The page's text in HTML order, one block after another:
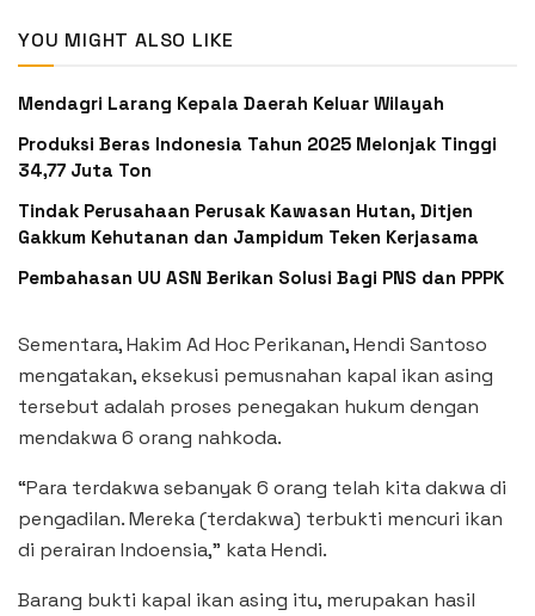
YOU MIGHT ALSO LIKE
Mendagri Larang Kepala Daerah Keluar Wilayah
Produksi Beras Indonesia Tahun 2025 Melonjak Tinggi
34,77 Juta Ton
Tindak Perusahaan Perusak Kawasan Hutan, Ditjen
Gakkum Kehutanan dan Jampidum Teken Kerjasama
Pembahasan UU ASN Berikan Solusi Bagi PNS dan PPPK
Sementara, Hakim Ad Hoc Perikanan, Hendi Santoso
mengatakan, eksekusi pemusnahan kapal ikan asing
tersebut adalah proses penegakan hukum dengan
mendakwa 6 orang nahkoda.
“Para terdakwa sebanyak 6 orang telah kita dakwa di
pengadilan. Mereka (terdakwa) terbukti mencuri ikan
di perairan Indoensia,” kata Hendi.
Barang bukti kapal ikan asing itu, merupakan hasil